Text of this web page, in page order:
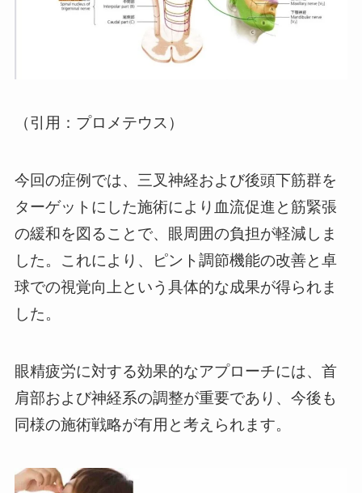
（引用：プロメテウス）
今回の症例では、三叉神経および後頭下筋群を
ターゲットにした施術により血流促進と筋緊張
の緩和を図ることで、眼周囲の負担が軽減しま
した。これにより、ピント調節機能の改善と卓
球での視覚向上という具体的な成果が得られま
した。
眼精疲労に対する効果的なアプローチには、首
肩部および神経系の調整が重要であり、今後も
同様の施術戦略が有用と考えられます。